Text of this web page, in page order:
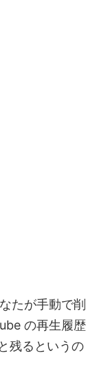
たが手動で削
の再生履歴
残るというの